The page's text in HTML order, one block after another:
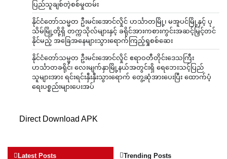
ပြည်သူချစ်တဲ့စစ်မှုထမ်း
နိုင်ငံတော်သမ္မတ ဦးမင်းအောင်လှိုင် ဟင်္သာတမြို့၊ မအူပင်မြို့နှင့် ပု
သိမ်မြို့တို့ရှိ တက္ကသိုလ်များနှင့် ခရိုင်အားကစားကွင်းအဆင့်မြှင့်တင်
နိုင်မည့် အခြေအနေများသွားရောက်ကြည့်ရှုစစ်ဆေး
နိုင်ငံတော်သမ္မတ ဦးမင်းအောင်လှိုင် ဧရာဝတီတိုင်းဒေသကြီး
ဟင်္သာတခရိုင်၊ လေးမျက်နှာမြို့နယ်အတွင်းရှိ ရေဘေးသင့်ပြည်
သူများအား ရင်းရင်းနှီးနှီးသွားရောက် တွေ့ဆုံအားပေးပြီး ထောက်ပံ့
ရေးပစ္စည်းများပေးအပ်
Direct Download APK
Latest Posts Trending Posts